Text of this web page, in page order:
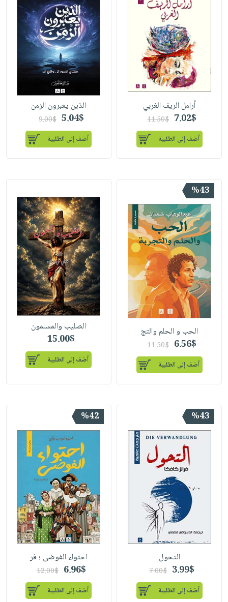
صابون
مناسبات
فيديوهات
طرحها
خدمات
وفرات
انشر
تواصل
الإصدارات
أرامل الريف الغربي
7.02$
11.50$
أضف إلى الطلبية
الذين يعبرون الزمن
5.04$
9.00$
أضف إلى الطلبية
%43
الحب و الحلم والتج
6.56$
11.50$
أضف إلى الطلبية
الصليب والمسلمون
15.00$
أضف إلى الطلبية
%43
التحول
3.99$
7.00$
أضف إلى الطلبية
%42
احتواء الفوضى ؛ فر
6.96$
12.00$
أضف إلى الطلبية